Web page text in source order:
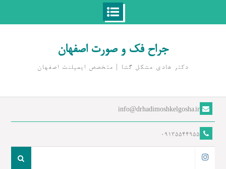
جراح فک و صورت اصفهان
دکتر هادی مشکل گشا | متخصص ايمپلنت اصفهان
info@drhadimoshkelgosha.ir
09135544955